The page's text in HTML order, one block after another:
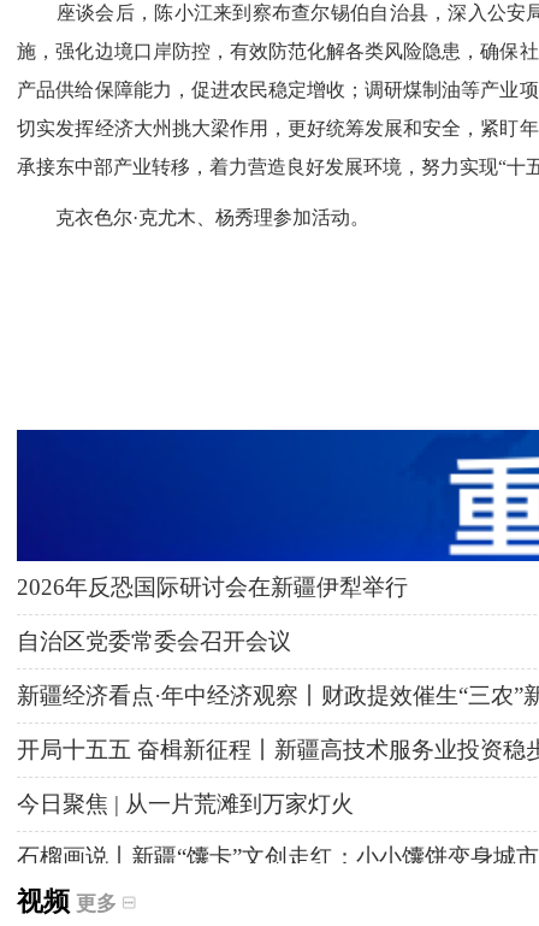
座谈会后，陈小江来到察布查尔锡伯自治县，深入公安
施，强化边境口岸防控，有效防范化解各类风险隐患，确保
产品供给保障能力，促进农民稳定增收；调研煤制油等产业
切实发挥经济大州挑大梁作用，更好统筹发展和安全，紧盯
承接东中部产业转移，着力营造良好发展环境，努力实现“
克衣色尔·克尤木、杨秀理参加活动。
2026年反恐国际研讨会在新疆伊犁举行
自治区党委常委会召开会议
新疆经济看点·年中经济观察丨财政提效催生“三农”
开局十五五 奋楫新征程丨新疆高技术服务业投资稳
今日聚焦 | 从一片荒滩到万家灯火
石榴画说丨新疆“馕卡”文创走红：小小馕饼变身城
天山观察丨暑期AI研学热，孩子们究竟学到什么
视频 更多